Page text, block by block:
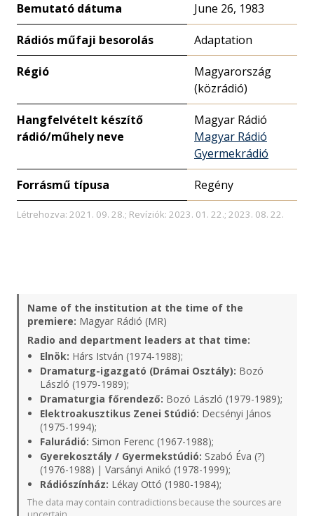
Bemutató dátuma June 26, 1983
Rádiós műfaji besorolás Adaptation
Régió
Magyarország
(közrádió)
Hangfelvételt készítő
rádió/műhely neve
Magyar Rádió
Magyar Rádió
Gyermekrádió
Forrásmű típusa Regény
Létrehozva: 2021. 09. 28.; Revíziók: 2023. 01. 22.; 2023. 08. 22.
Name of the institution at the time of the
premiere: Magyar Rádió (MR)
Radio and department leaders at that time:
Elnök: Hárs István (1974-1988);
Dramaturg-igazgató (Drámai Osztály): Bozó
László (1979-1989);
Dramaturgia főrendező: Bozó László (1979-1989);
Elektroakusztikus Zenei Stúdió: Decsényi János
(1975-1994);
Falurádió: Simon Ferenc (1967-1988);
Gyerekosztály / Gyermekstúdió: Szabó Éva (?)
(1976-1988) | Varsányi Anikó (1978-1999);
Rádiószínház: Lékay Ottó (1980-1984);
The data may contain contradictions because the sources are